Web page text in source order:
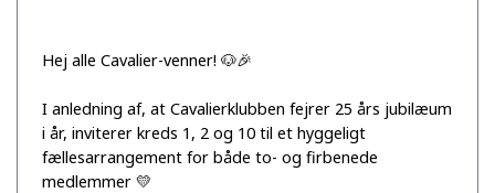
Hej alle Cavalier-venner! 🐶🎉
I anledning af, at Cavalierklubben fejrer 25 års jubilæum
i år, inviterer kreds 1, 2 og 10 til et hyggeligt
fællesarrangement for både to- og firbenede
medlemmer 💛